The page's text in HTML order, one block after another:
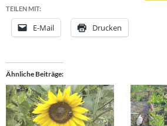
TEILEN MIT:
E-Mail Drucken
Ähnliche Beiträge